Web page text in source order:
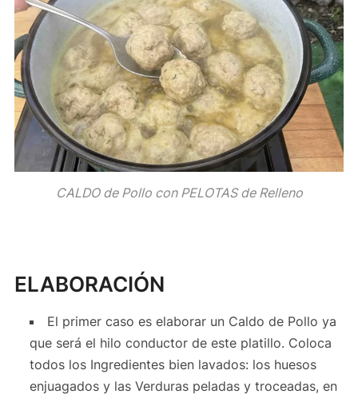
CALDO de Pollo con PELOTAS de Relleno
ELABORACIÓN
El primer caso es elaborar un Caldo de Pollo ya
que será el hilo conductor de este platillo. Coloca
todos los Ingredientes bien lavados: los huesos
enjuagados y las Verduras peladas y troceadas, en